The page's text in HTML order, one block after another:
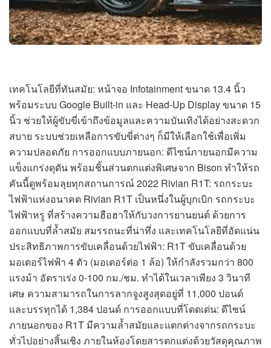
เทคโนโลยีที่ทันสมัย: หน้าจอ Infotainment ขนาด 13.4 นิ้ว
พร้อมระบบ Google Built-in และ Head-Up Display ขนาด 15
นิ้ว ช่วยให้ผู้ขับขี่เข้าถึงข้อมูลและความบันเทิงได้อย่างสะดวก
สบาย ระบบช่วยเหลือการขับขี่ต่างๆ ก็มีให้เลือกใช้เพื่อเพิ่ม
ความปลอดภัย การออกแบบภายนอก: ดีไซน์ภายนอกมีความ
แข็งแกร่งดุดัน พร้อมชิ้นส่วนตกแต่งพิเศษจาก Bison ทำให้รถ
คันนี้ดูพร้อมลุยทุกสถานการณ์ 2022 Rivian R1T: รถกระบะ
ไฟฟ้าแห่งอนาคต Rivian R1T เป็นหนึ่งในผู้บุกเบิก รถกระบะ
ไฟฟ้าหรู ที่สร้างความฮือฮาให้กับวงการยานยนต์ ด้วยการ
ออกแบบที่ล้ำสมัย สมรรถนะที่น่าทึ่ง และเทคโนโลยีที่อัดแน่น
ประสิทธิภาพการขับเคลื่อนด้วยไฟฟ้า: R1T ขับเคลื่อนด้วย
มอเตอร์ไฟฟ้า 4 ตัว (มอเตอร์ต่อ 1 ล้อ) ให้กำลังรวมกว่า 800
แรงม้า อัตราเร่ง 0-100 กม./ชม. ทำได้ในเวลาเพียง 3 วินาที
เศษ ความสามารถในการลากจูงสูงสุดอยู่ที่ 11,000 ปอนด์
และบรรทุกได้ 1,384 ปอนด์ การออกแบบที่โดดเด่น: ดีไซน์
ภายนอกของ R1T มีความล้ำสมัยและแตกต่างจากรถกระบะ
ทั่วไปอย่างสิ้นเชิง ภายในห้องโดยสารตกแต่งด้วยวัสดุคุณภาพ